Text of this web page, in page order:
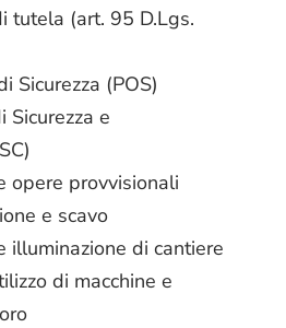
tutela (art. 95 D.Lgs.
Sicurezza (POS)
Sicurezza e
opere provvisionali
e scavo
illuminazione di cantiere
di macchine e